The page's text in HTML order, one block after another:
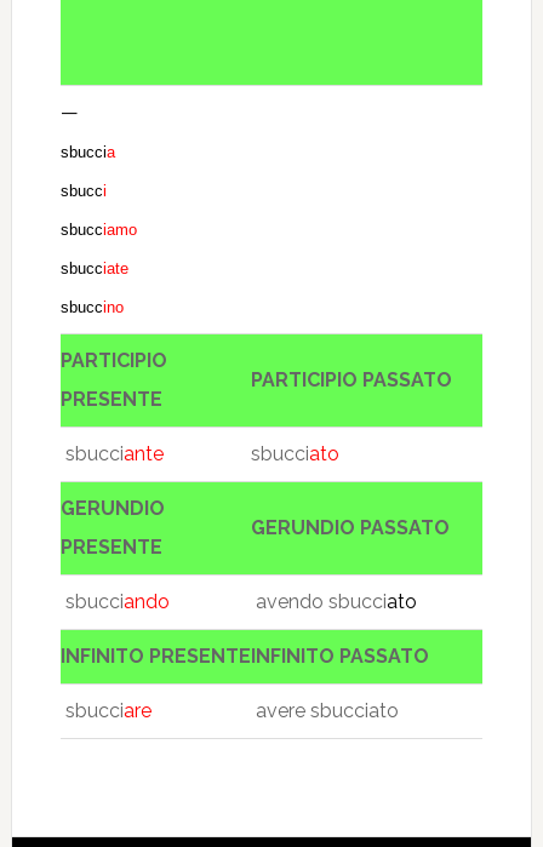
—
sbuccia
sbucci
sbucciamo
sbucciate
sbuccino
PARTICIPIO
PRESENTE
PARTICIPIO PASSATO
sbucciante sbucciato
GERUNDIO
PRESENTE
GERUNDIO PASSATO
sbucciando avendo sbucciato
INFINITO PRESENTEINFINITO PASSATO
sbucciare avere sbucciato